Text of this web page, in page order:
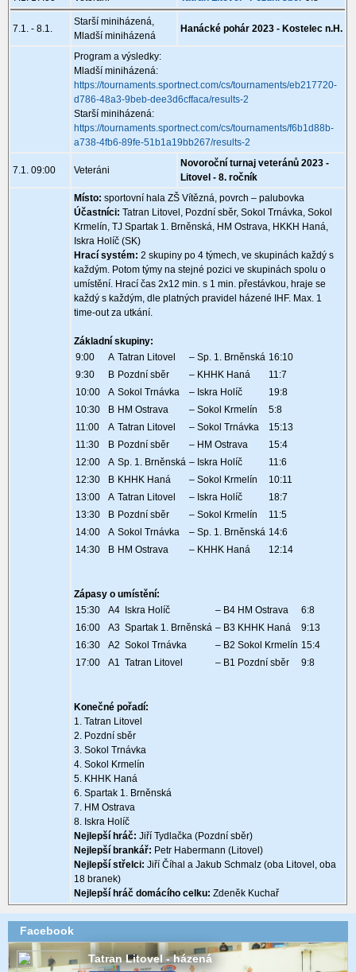
7.1. - 8.1.
Starší miniházená,
Mladší miniházená
Hanácké pohár 2023 - Kostelec n.H.
Program a výsledky:
Mladší miniházená:
https://tournaments.sportnect.com/cs/tournaments/eb217720-
d786-48a3-9beb-dee3d6cffaca/results-2
Starší miniházená:
https://tournaments.sportnect.com/cs/tournaments/f6b1d88b-
a738-4fb6-89fe-51b1a19bb267/results-2
7.1. 09:00 Veteráni
Novoroční turnaj veteránů 2023 -
Litovel - 8. ročník
Místo: sportovní hala ZŠ Vítězná, povrch – palubovka
Účastníci: Tatran Litovel, Pozdní sběr, Sokol Trnávka, Sokol
Krmelín, TJ Spartak 1. Brněnská, HM Ostrava, HKKH Haná,
Iskra Holíč (SK)
Hrací systém: 2 skupiny po 4 týmech, ve skupinách každý s
každým. Potom týmy na stejné pozici ve skupinách spolu o
umístění. Hrací čas 2x12 min. s 1 min. přestávkou, hraje se
každý s každým, dle platných pravidel házené IHF. Max. 1
time-out za utkání.
Základní skupiny:
9:00
A Tatran Litovel – Sp. 1. Brněnská 16:10
9:30
B Pozdní sběr – KHHK Haná
11:7
10:00
A Sokol Trnávka – Iskra Holíč
19:8
10:30
B HM Ostrava – Sokol Krmelín
5:8
11:00
A Tatran Litovel – Sokol Trnávka
15:13
11:30
B Pozdní sběr – HM Ostrava
15:4
12:00
A Sp. 1. Brněnská – Iskra Holíč
11:6
12:30
B KHHK Haná – Sokol Krmelín
10:11
13:00
A Tatran Litovel – Iskra Holíč
18:7
13:30
B Pozdní sběr – Sokol Krmelín
11:5
14:00
A Sokol Trnávka – Sp. 1. Brněnská 14:6
14:30
B HM Ostrava – KHHK Haná 12:14
Zápasy o umístění:
15:30
A4 Iskra Holíč – B4 HM Ostrava
6:8
16:00
A3 Spartak 1. Brněnská – B3 KHHK Haná
9:13
16:30
A2 Sokol Trnávka – B2 Sokol Krmelín 15:4
17:00
A1 Tatran Litovel – B1 Pozdní sběr 9:8
Konečné pořadí:
1. Tatran Litovel
2. Pozdní sběr
3. Sokol Trnávka
4. Sokol Krmelín
5. KHHK Haná
6. Spartak 1. Brněnská
7. HM Ostrava
8. Iskra Holíč
Nejlepší hráč: Jiří Tydlačka (Pozdní sběr)
Nejlepší brankář: Petr Habermann (Litovel)
Nejlepší střelci: Jiří Číhal a Jakub Schmalz (oba Litovel, oba
18 branek)
Nejlepší hráč domácího celku: Zdeněk Kuchař
Facebook
Tatran Litovel - házená